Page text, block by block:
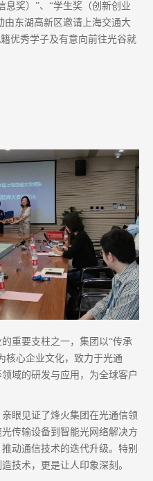
息奖）”、“学生奖（创新创业
由东湖高新区邀请上海交通大
优秀学子及有意向前往光谷就
重要支柱之一，集团以“传承
核心企业文化，致力于光通
域的研发与应用，为全球客户
眼见证了烽火集团在光通信领
传输设备到智能光网络解决方
动通信技术的迭代升级。特别
技术，更是让人印象深刻。